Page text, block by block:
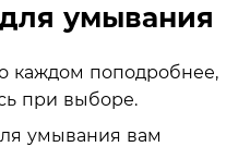
умывания
каждом поподробнее,
при выборе.